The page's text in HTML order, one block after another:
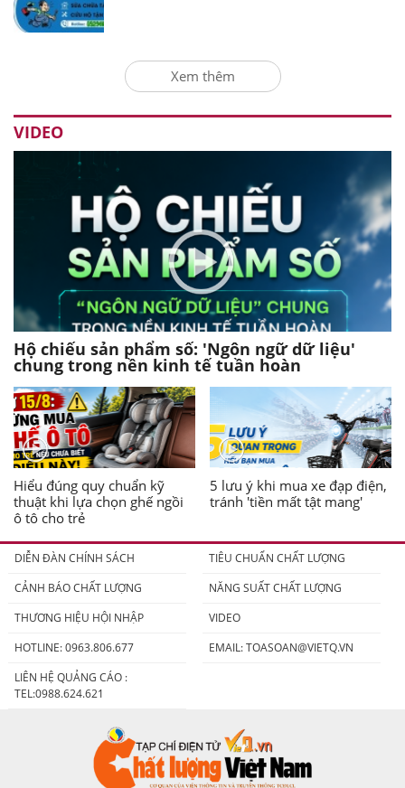
Xem thêm
VIDEO
Hộ chiếu sản phẩm số: 'Ngôn ngữ dữ liệu'
chung trong nền kinh tế tuần hoàn
Hiểu đúng quy chuẩn kỹ
thuật khi lựa chọn ghế ngồi
ô tô cho trẻ
5 lưu ý khi mua xe đạp điện,
tránh 'tiền mất tật mang'
DIỄN ĐÀN CHÍNH SÁCH
TIÊU CHUẨN CHẤT LƯỢNG
CẢNH BÁO CHẤT LƯỢNG
NĂNG SUẤT CHẤT LƯỢNG
THƯƠNG HIỆU HỘI NHẬP
VIDEO
HOTLINE: 0963.806.677
EMAIL:TOASOAN@VIETQ.VN
LIÊN HỆ QUẢNG CÁO :
TEL:0988.624.621